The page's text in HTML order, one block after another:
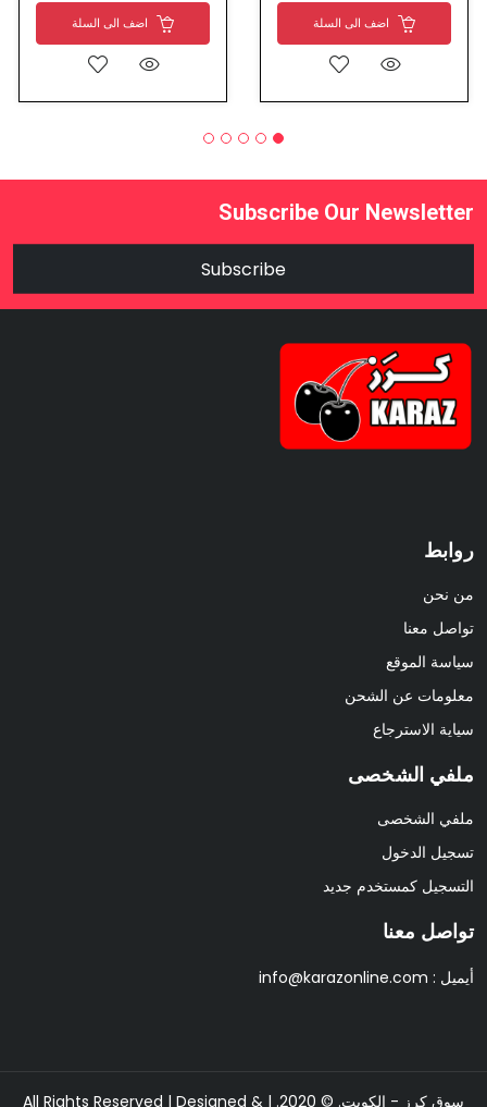
اضف الى السلة اضف الى السلة
Subscribe Our Newsletter
Subscribe
روابط
من نحن
تواصل معنا
سياسة الموقع
معلومات عن الشحن
سياية الاسترجاع
ملفي الشخصى
ملفي الشخصى
تسجيل الدخول
التسجيل كمستخدم جديد
تواصل معنا
أيميل : info@karazonline.com
سوق كرز - الكويت. © 2020. | All Rights Reserved | Designed &